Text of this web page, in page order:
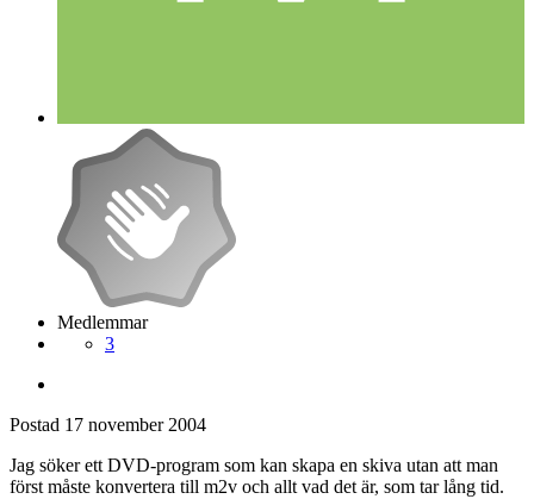
Medlemmar
3
Postad 17 november 2004
Jag söker ett DVD-program som kan skapa en skiva utan att man
först måste konvertera till m2v och allt vad det är, som tar lång tid.